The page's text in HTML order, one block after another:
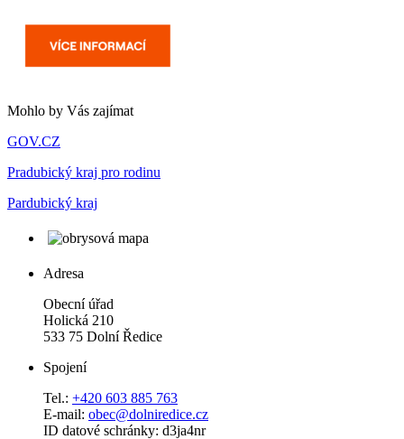
Mohlo by Vás zajímat
GOV.CZ
Pradubický kraj pro rodinu
Pardubický kraj
Adresa
Obecní úřad
Holická 210
533 75 Dolní Ředice
Spojení
Tel.: +420 603 885 763
E-mail: obec@dolniredice.cz
ID datové schránky: d3ja4nr